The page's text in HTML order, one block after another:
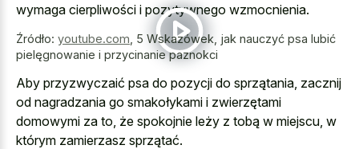
wymaga cierpliwości i pozytywnego wzmocnienia.
Źródło: youtube.com 5 Wskazówek, jak nauczyć psa lubić
pielęgnowanie i przycinanie paznokci
Aby przyzwyczaić psa do pozycji do sprzątania, zacznij
od nagradzania go smakołykami i zwierzętami
domowymi za to, że spokojnie leży z tobą w miejscu, w
którym zamierzasz sprzątać.